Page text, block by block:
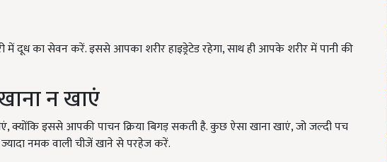
में दूध का सेवन करें. इससे आपका शरीर हाइड्रेटेड रहेगा, साथ ही आपके शरीर में पानी की
न खाएं
क्योंकि इससे आपकी पाचन क्रिया बिगड़ सकती है. कुछ ऐसा खाना खाएं, जो जल्‍दी पच
नमक वाली चीजें खाने से परहेज करें.